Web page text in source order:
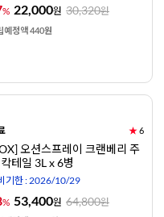
% 22,000원 30,320원
예정액 440원
★6
오션스프레이 크랜베리 주
테일 3L x 6병
기한 : 2026/10/29
% 53,400원 64,800원